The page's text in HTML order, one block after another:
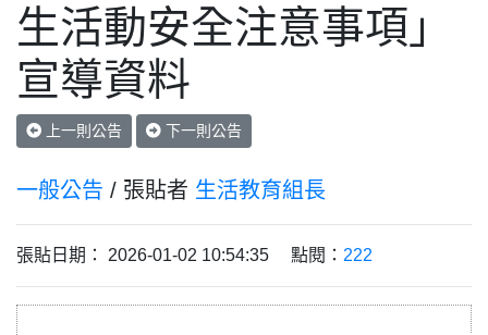
生活動安全注意事項」
宣導資料
上一則公告 下一則公告
一般公告 / 張貼者 生活教育組長
張貼日期： 2026-01-02 10:54:35 點閱： 222